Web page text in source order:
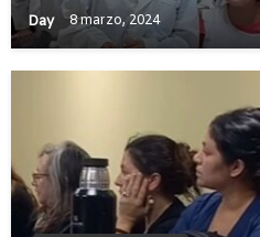
Day 8 marzo, 2024